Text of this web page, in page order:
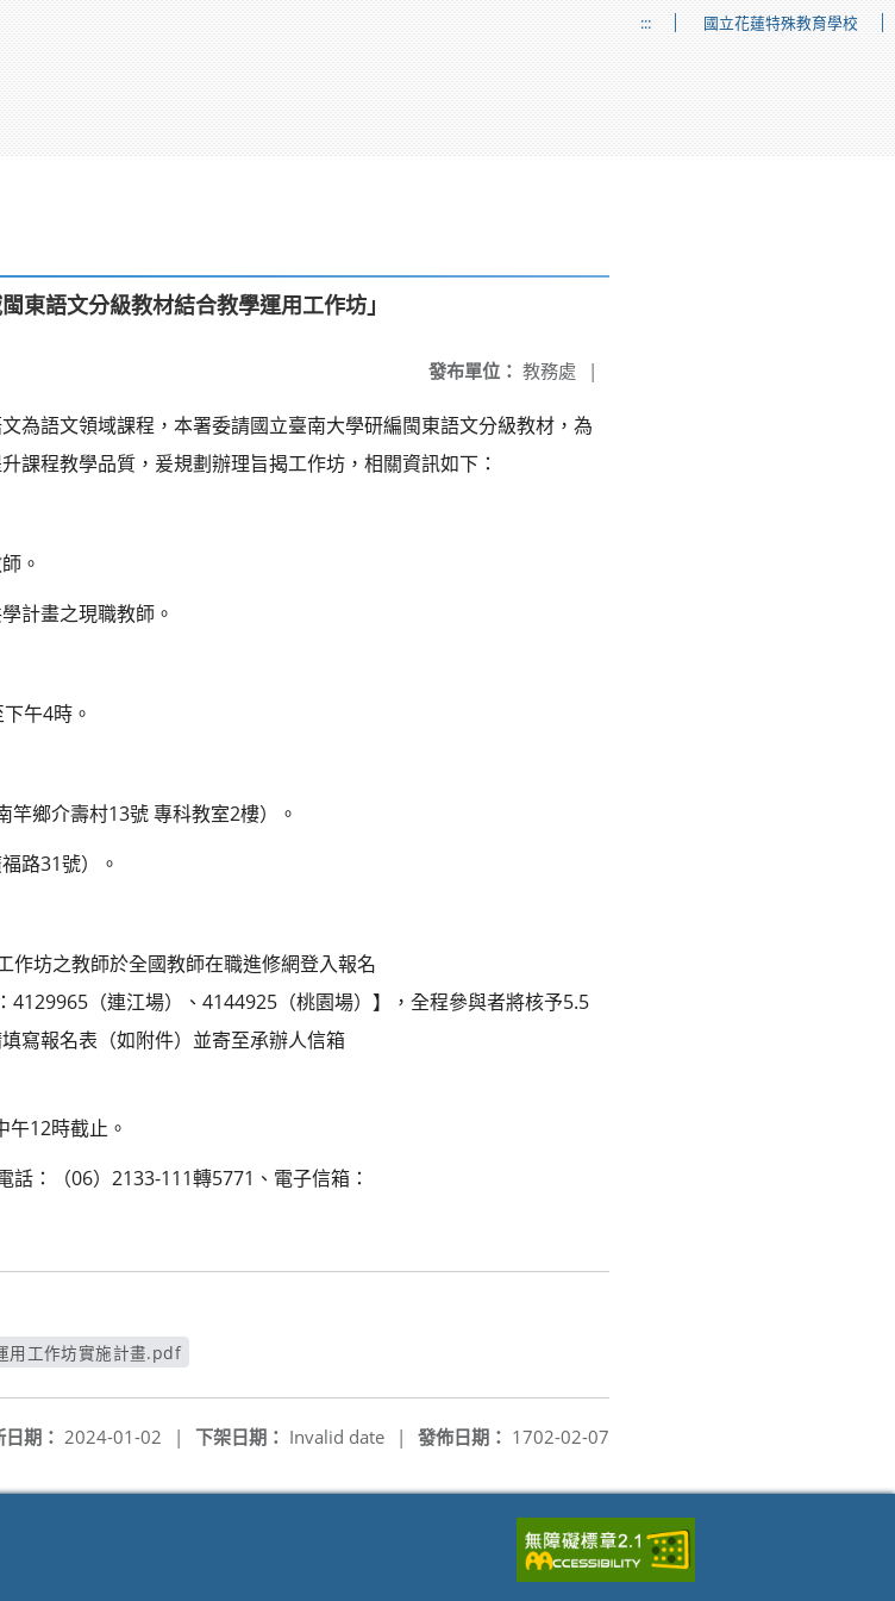
::: 國立花蓮特殊教育學校
東語文分級教材結合教學運用工作坊」
發布單位： 教務處 |
為語文領域課程，本署委請國立臺南大學研編閩東語文分級教材，為
課程教學品質，爰規劃辦理旨揭工作坊，相關資訊如下：
。
計畫之現職教師。
午4時。
竿鄉介壽村13號 專科教室2樓）。
路31號）。
作坊之教師於全國教師在職進修網登入報名
（連江場）、4144925（桃園場）】，全程參與者將核予5.5
寫報名表（如附件）並寄至承辦人信箱
12時截止。
：（06）2133-111轉5771、電子信箱：
用工作坊實施計畫.pdf
發佈日期： 1702-02-07
下架日期： Invalid date |
期： 2024-01-02 |